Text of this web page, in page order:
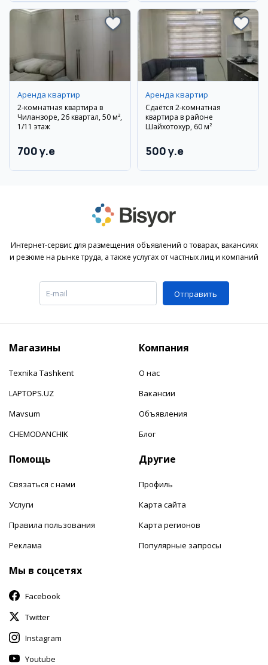
Аренда квартир
2-комнатная квартира в
Чиланзоре, 26 квартал, 50 м²,
1/11 этаж
700 y.e
Аренда квартир
Сдаётся 2-комнатная
квартира в районе
Шайхотохур, 60 м²
500 y.e
Интернет-сервис для размещения объявлений о товарах, вакансиях
и резюме на рынке труда, а также услугах от частных лиц и компаний
Отправить
Магазины
Texnika Tashkent
LAPTOPS.UZ
Mavsum
CHEMODANCHIK
Компания
О нас
Вакансии
Объявления
Блог
Помощь
Связаться с нами
Услуги
Правила пользования
Реклама
Другие
Профиль
Карта сайта
Карта регионов
Популярные запросы
Мы в соцсетях
Facebook
Twitter
Instagram
Youtube